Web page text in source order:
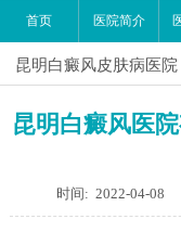
首页 医院简介
昆明白癜风皮肤病医院
昆明白癜风医
时间: 2022-04-08